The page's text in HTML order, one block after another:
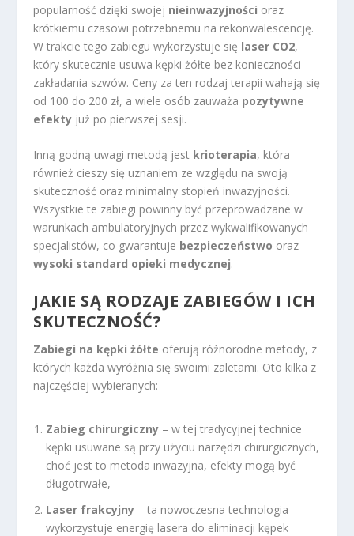
popularność dzięki swojej nieinwazyjności oraz
krótkiemu czasowi potrzebnemu na rekonwalescencję.
W trakcie tego zabiegu wykorzystuje się laser CO2,
który skutecznie usuwa kępki żółte bez konieczności
zakładania szwów. Ceny za ten rodzaj terapii wahają się
od 100 do 200 zł, a wiele osób zauważa pozytywne
efekty już po pierwszej sesji.
Inną godną uwagi metodą jest krioterapia, która
również cieszy się uznaniem ze względu na swoją
skuteczność oraz minimalny stopień inwazyjności.
Wszystkie te zabiegi powinny być przeprowadzane w
warunkach ambulatoryjnych przez wykwalifikowanych
specjalistów, co gwarantuje bezpieczeństwo oraz
wysoki standard opieki medycznej.
JAKIE SĄ RODZAJE ZABIEGÓW I ICH
SKUTECZNOŚĆ?
Zabiegi na kępki żółte oferują różnorodne metody, z
których każda wyróżnia się swoimi zaletami. Oto kilka z
najczęściej wybieranych:
Zabieg chirurgiczny – w tej tradycyjnej technice
kępki usuwane są przy użyciu narzędzi chirurgicznych,
choć jest to metoda inwazyjna, efekty mogą być
długotrwałe,
Laser frakcyjny – ta nowoczesna technologia
wykorzystuje energię lasera do eliminacji kępek